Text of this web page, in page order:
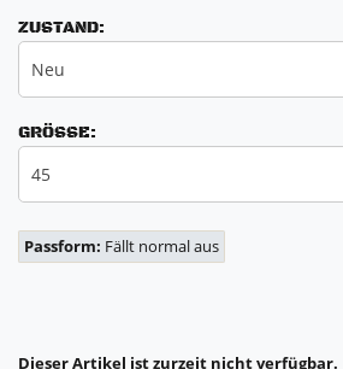
ZUSTAND:
Neu
GRÖSSE:
45
Passform: Fällt normal aus
Dieser Artikel ist zurzeit nicht verfügbar.